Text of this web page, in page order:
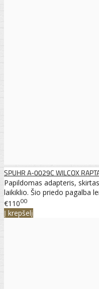
SPUHR A-0029C WILCOX
Papildomas adapteris,
laikiklio. Šio priedo pagalba
€11000
Į krepšelį